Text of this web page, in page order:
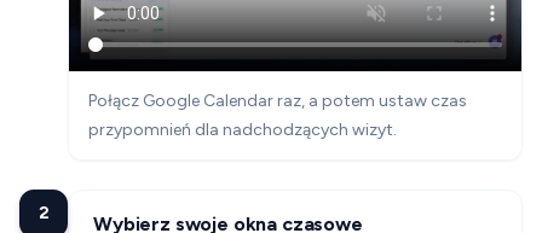
Połącz Google Calendar raz, a potem ustaw czas
przypomnień dla nadchodzących wizyt.
2
Wybierz swoje okna czasowe